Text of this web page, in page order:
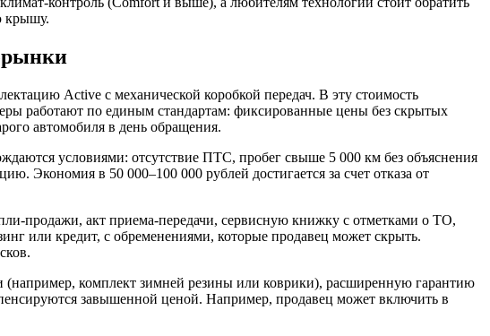
крышу.
Active с механической коробкой передач. В эту стоимость
работают по единым стандартам: фиксированные цены без скрытых
автомобиля в день обращения.
условиями: отсутствие ПТС, пробег свыше 5 000 км без объяснения
Экономия в 50 000–100 000 рублей достигается за счет отказа от
продажи, акт приема-передачи, сервисную книжку с отметками о ТО,
или кредит, с обременениями, которые продавец может скрыть.
(например, комплект зимней резины или коврики), расширенную гарантию
завышенной ценой. Например, продавец может включить в